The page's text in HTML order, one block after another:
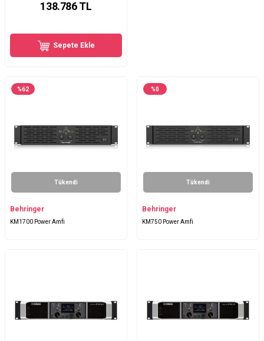
138.786TL
Sepete Ekle
%62
Tükendi
Behringer
KM1700 Power Amfi
%0
Tükendi
Behringer
KM750 Power Amfi